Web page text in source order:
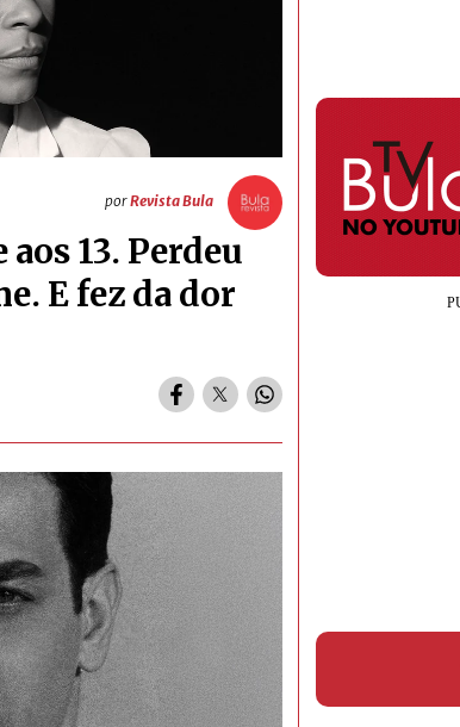
porRevista Bula
aos 13. Perdeu
E fez da dor